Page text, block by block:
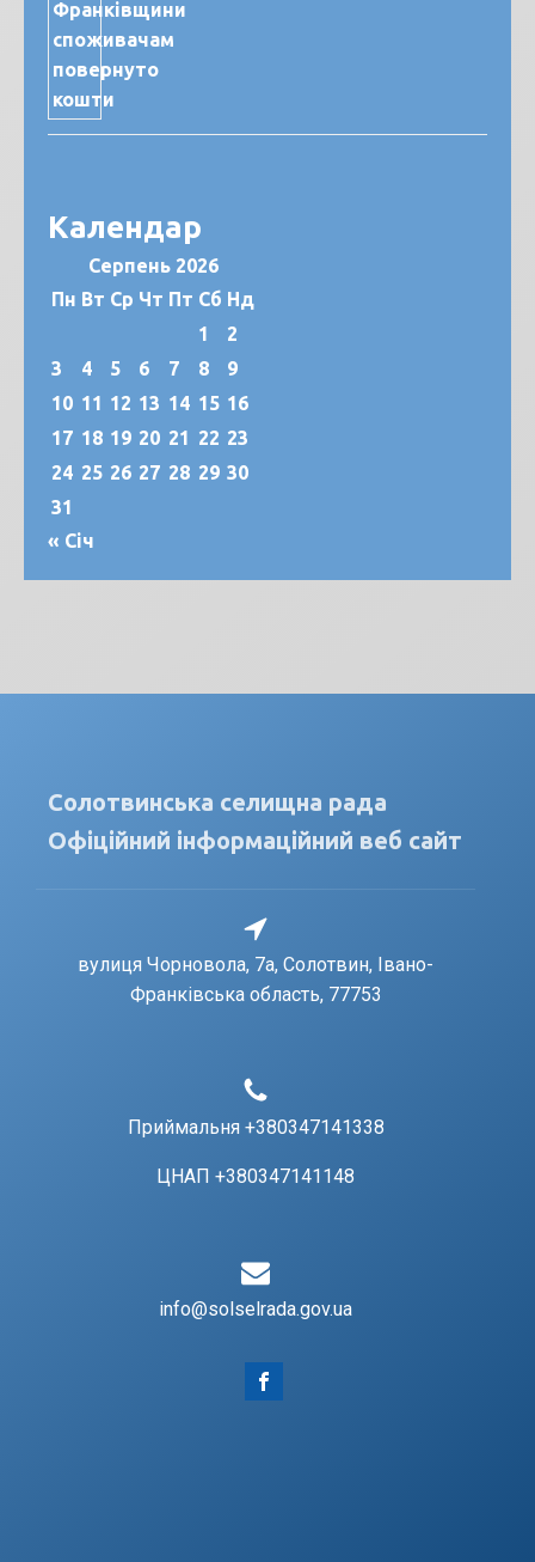
Календар
Серпень 2026
Пн Вт Ср Чт Пт Сб Нд
1
2
3
4 5 6 7 8
9
10 11 12 13 14 15 16
17 18 19 20 21 22 23
24 25 26 27 28 29 30
31
« Січ
Солотвинська селищна рада
Офіційний інформаційний веб сайт
вулиця Чорновола, 7a, Солотвин, Івано-
Франківська область, 77753
Приймальня +380347141338
ЦНАП +380347141148
info@solselrada.gov.ua